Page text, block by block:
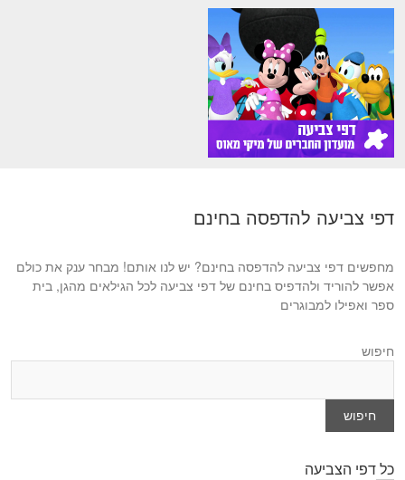
דפי צביעה להדפסה בחינם
מחפשים דפי צביעה להדפסה בחינם? יש לנו אותם! מבחר ענק את כולם
אפשר להוריד ולהדפיס בחינם של דפי צביעה לכל הגילאים מהגן, בית
ספר ואפילו למבוגרים
חיפוש
חיפוש
כל דפי הצביעה